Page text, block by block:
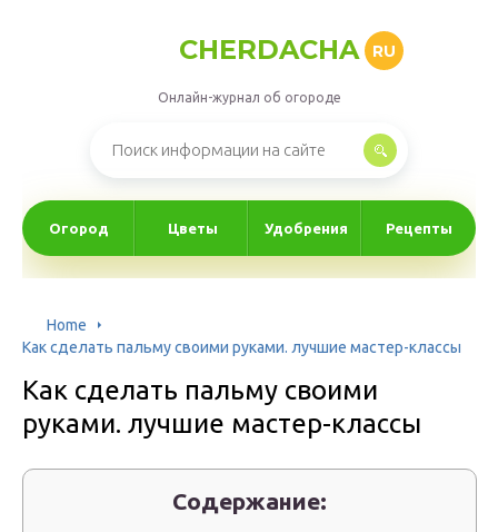
CHERDACHA RU
Онлайн-журнал об огороде
Огород Цветы Удобрения Рецепты
Home
Как сделать пальму своими руками. лучшие мастер-классы
Как сделать пальму своими
руками. лучшие мастер-классы
Содержание: